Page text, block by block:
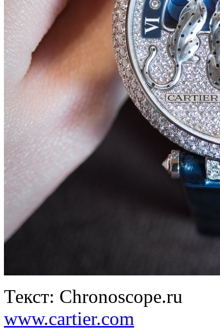
Текст: Chronoscope.ru
www.cartier.com